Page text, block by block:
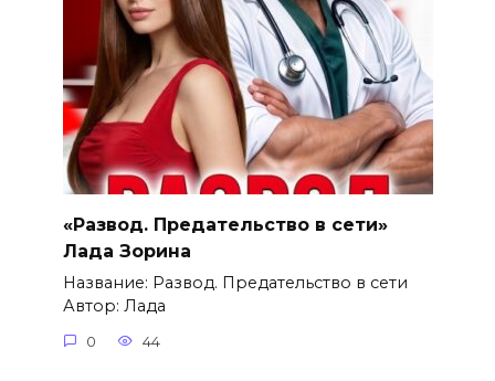
«Развод. Предательство в сети»
Лада Зорина
Название: Развод. Предательство в сети
Автор: Лада
0 44